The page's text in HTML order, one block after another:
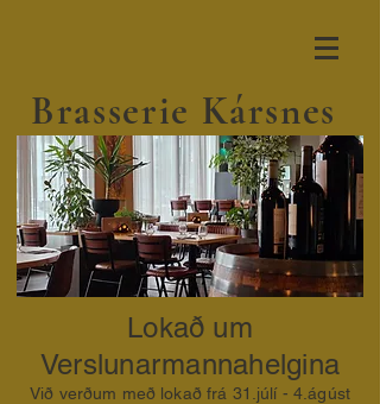
Brasserie Kársnes
Lokað um
Verslunarmannahelgina
Við verðum með lokað frá 31.júlí - 4.ágúst